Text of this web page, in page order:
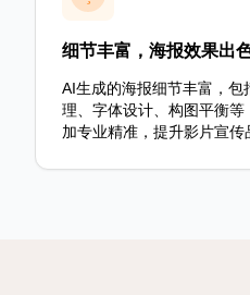
细节丰富，海报效果出
AI生成的海报细节丰富，包
理、字体设计、构图平衡等
加专业精准，提升影片宣传